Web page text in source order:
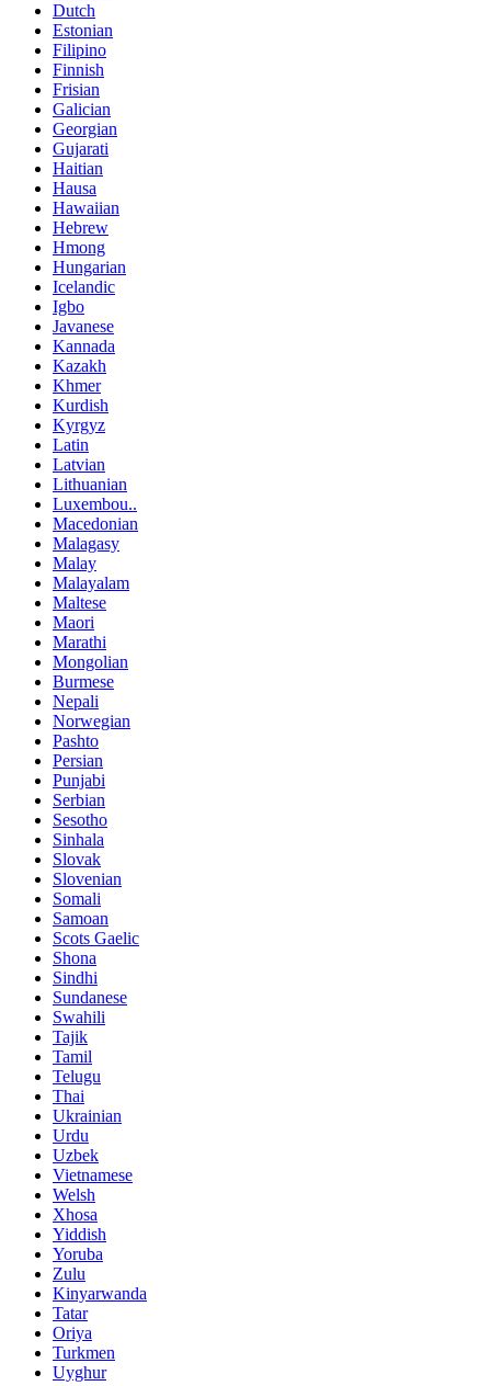
Dutch
Estonian
Filipino
Finnish
Frisian
Galician
Georgian
Gujarati
Haitian
Hausa
Hawaiian
Hebrew
Hmong
Hungarian
Icelandic
Igbo
Javanese
Kannada
Kazakh
Khmer
Kurdish
Kyrgyz
Latin
Latvian
Lithuanian
Luxembou..
Macedonian
Malagasy
Malay
Malayalam
Maltese
Maori
Marathi
Mongolian
Burmese
Nepali
Norwegian
Pashto
Persian
Punjabi
Serbian
Sesotho
Sinhala
Slovak
Slovenian
Somali
Samoan
Scots Gaelic
Shona
Sindhi
Sundanese
Swahili
Tajik
Tamil
Telugu
Thai
Ukrainian
Urdu
Uzbek
Vietnamese
Welsh
Xhosa
Yiddish
Yoruba
Zulu
Kinyarwanda
Tatar
Oriya
Turkmen
Uyghur